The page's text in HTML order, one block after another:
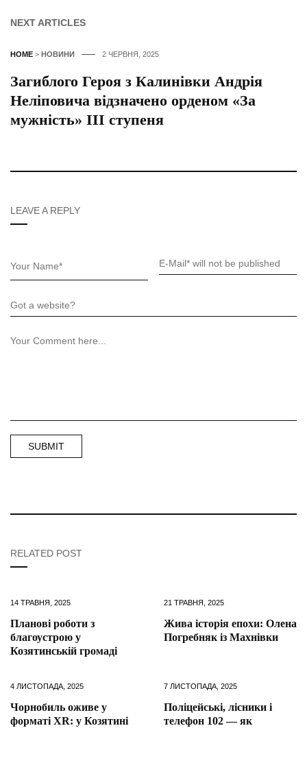
NEXT ARTICLES
HOME > НОВИНИ 2 ЧЕРВНЯ, 2025
Загиблого Героя з Калинівки Андрія
Неліповича відзначено орденом «За
мужність» III ступеня
LEAVE A REPLY
RELATED POST
14 ТРАВНЯ, 2025
Планові роботи з
благоустрою у
Козятинській громаді
21 ТРАВНЯ, 2025
Жива історія епохи: Олена
Погребняк із Махнівки
4 ЛИСТОПАДА, 2025
Чорнобиль оживе у
форматі XR: у Козятині
7 ЛИСТОПАДА, 2025
Поліцейські, лісники і
телефон 102 — як